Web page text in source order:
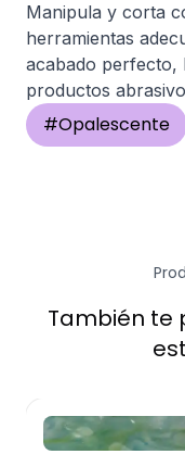
Manipula y corta
herramientas
acabado perfecto,
productos
#Opalescente
También te